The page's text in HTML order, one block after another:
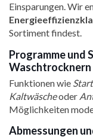
Einsparungen. Wir
Sortiment findest.
Programme und
Waschtrocknern
Funktionen wie
Kaltwäscheoder
Möglichkeiten
Abmessungen